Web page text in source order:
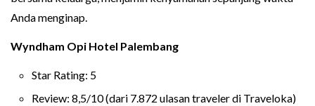
Anda menginap.
Wyndham Opi Hotel Palembang
Star Rating: 5
Review: 8,5/10 (dari 7.872 ulasan traveler di Traveloka)